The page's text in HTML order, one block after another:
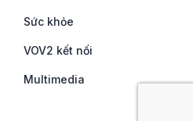
Sức khỏe
VOV2 kết nối
Multimedia